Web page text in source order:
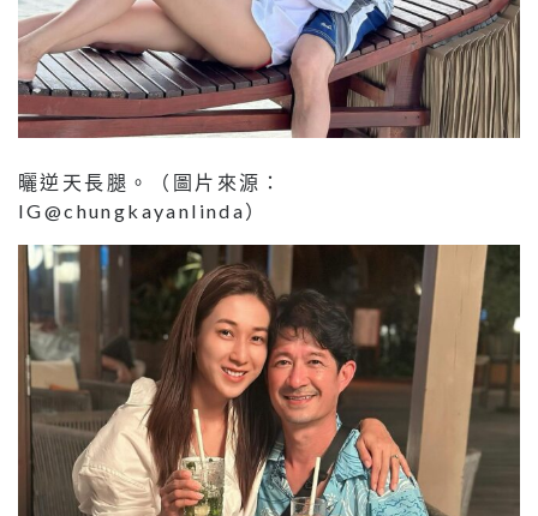
曬逆天長腿。（圖片來源：
IG@chungkayanlinda）